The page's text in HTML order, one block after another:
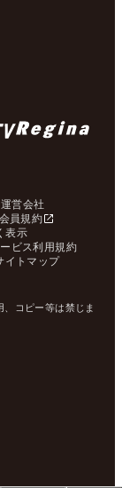
運営会社
会員規約
表示
ビス利用規約
イトマップ
コピー等は禁じま